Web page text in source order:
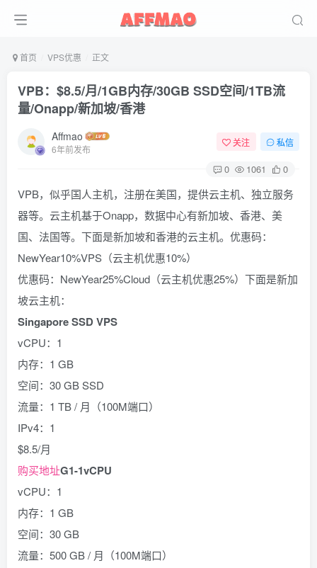
首页 VPS优惠 正文
VPB：$8.5/月/1GB内存/30GB SSD空间/1TB流
量/Onapp/新加坡/香港
Affmao
6年前发布
关注 私信
0 1061 0
VPB，似乎国人主机，注册在美国，提供云主机、独立服务
器等。云主机基于Onapp，数据中心有新加坡、香港、美
国、法国等。下面是新加坡和香港的云主机。优惠码：
NewYear10%VPS（云主机优惠10%）
优惠码：NewYear25%Cloud（云主机优惠25%）下面是新加
坡云主机：
Singapore SSD VPS
vCPU：1
内存：1 GB
空间：30 GB SSD
流量：1 TB / 月（100M端口）
IPv4：1
$8.5/月
购买地址G1-1vCPU
vCPU：1
内存：1 GB
空间：30 GB
流量：500 GB / 月（100M端口）